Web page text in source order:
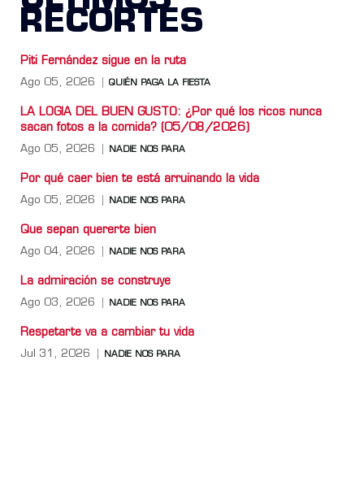
RECORTES
Piti Fernández sigue en la ruta
Ago 05, 2026 QUIÉN PAGA LA FIESTA
LA LOGIA DEL BUEN GUSTO: ¿Por qué los ricos nunca
sacan fotos a la comida? (05/08/2026)
Ago 05, 2026 NADIE NOS PARA
Por qué caer bien te está arruinando la vida
Ago 05, 2026 NADIE NOS PARA
Que sepan quererte bien
Ago 04, 2026 NADIE NOS PARA
La admiración se construye
Ago 03, 2026 NADIE NOS PARA
Respetarte va a cambiar tu vida
Jul 31, 2026 NADIE NOS PARA